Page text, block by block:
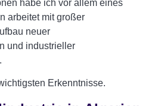
habe ich vor allem eines
arbeitet mit großer
neuer
und industrieller
Erkenntnisse.